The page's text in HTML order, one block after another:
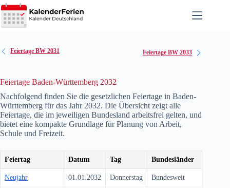
Zum
Inhalt
springen
Feiertage BW 2031 Feiertage BW 2033
Feiertage Baden-Württemberg 2032
Nachfolgend finden Sie die gesetzlichen Feiertage in Baden-
Württemberg für das Jahr 2032. Die Übersicht zeigt alle
Feiertage, die im jeweiligen Bundesland arbeitsfrei gelten, und
bietet eine kompakte Grundlage für Planung von Arbeit,
Schule und Freizeit.
Feiertag Datum Tag Bundesländer
Neujahr 01.01.2032 Donnerstag Bundesweit